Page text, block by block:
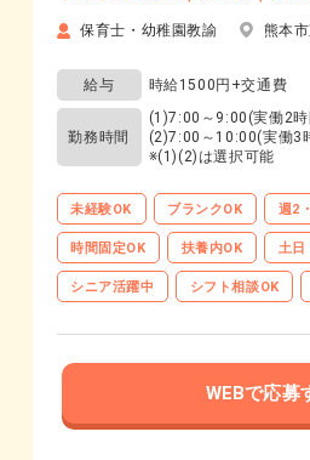
保育士・幼稚園教諭 熊本
給与 時給1500円+交通費
勤務時間
(1)7:00～9:00(実働2時
(2)7:00～10:00(実働3
※(1)(2)は選択可能
未経験OK ブランクOK 週2
時間固定OK 扶養内OK 土日
シニア活躍中 シフト相談OK
WEBで応募